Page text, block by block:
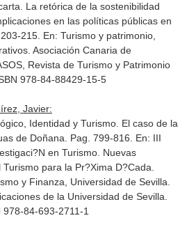
La retórica de la sostenibilidad
en las políticas públicas en
215. En: Turismo y patrimonio,
. Asociación Canaria de
Revista de Turismo y Patrimonio
978-84-88429-15-5
Javier:
Identidad y Turismo. El caso de la
de Doñana. Pag. 799-816. En: III
en Turismo. Nuevas
Turismo para la Pr?Xima D?Cada
y Finanza, Universidad de Sevilla.
de la Universidad de Sevilla.
978-84-693-2711-1